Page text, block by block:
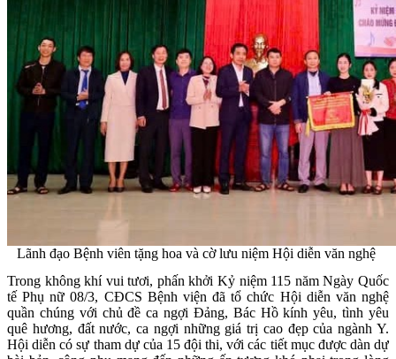
Lãnh đạo Bệnh viên tặng hoa và cờ lưu niệm Hội diễn văn nghệ
Trong không khí vui tươi, phấn khởi Kỷ niệm 115 năm Ngày Quốc
tế Phụ nữ 08/3, CĐCS Bệnh viện đã tổ chức Hội diễn văn nghệ
quần chúng với chủ đề ca ngợi Đảng, Bác Hồ kính yêu, tình yêu
quê hương, đất nước, ca ngợi những giá trị cao đẹp của ngành Y.
Hội diễn có sự tham dự của 15 đội thi, với các tiết mục được dàn dự